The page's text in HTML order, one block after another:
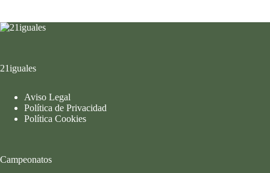
21iguales
Aviso Legal
Política de Privacidad
Política Cookies
Campeonatos